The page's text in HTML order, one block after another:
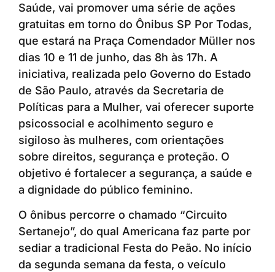
Saúde, vai promover uma série de ações
gratuitas em torno do Ônibus SP Por Todas,
que estará na Praça Comendador Müller nos
dias 10 e 11 de junho, das 8h às 17h. A
iniciativa, realizada pelo Governo do Estado
de São Paulo, através da Secretaria de
Políticas para a Mulher, vai oferecer suporte
psicossocial e acolhimento seguro e
sigiloso às mulheres, com orientações
sobre direitos, segurança e proteção. O
objetivo é fortalecer a segurança, a saúde e
a dignidade do público feminino.
O ônibus percorre o chamado “Circuito
Sertanejo”, do qual Americana faz parte por
sediar a tradicional Festa do Peão. No início
da segunda semana da festa, o veículo